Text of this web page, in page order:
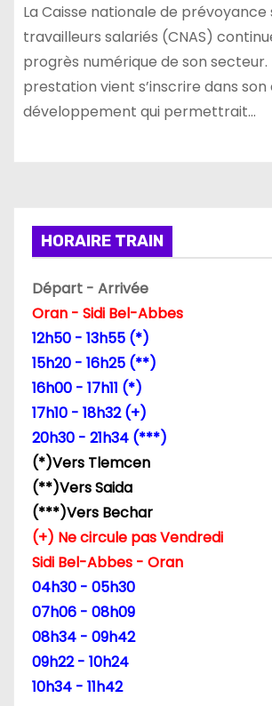
La Caisse nationale de prévoyance
travailleurs salariés (CNAS)
progrès numérique de son secteur.
prestation vient s’inscrire dans son
développement qui permettrait…
HORAIRE TRAIN
Départ - Arrivée
Oran - Sidi Bel-Abbes
12h50 - 13h55 (*)
15h20 - 16h25 (**)
16h00 - 17h11 (*)
17h10 - 18h32 (+)
20h30 - 21h34 (***)
(*)Vers Tlemcen
(**)Vers Saida
(***)Vers Bechar
(+) Ne circule pas Vendredi
Sidi Bel-Abbes - Oran
04h30 - 05h30
07h06 - 08h09
08h34 - 09h42
09h22 - 10h24
10h34 - 11h42